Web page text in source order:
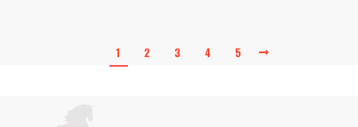
1 2 3 4 5